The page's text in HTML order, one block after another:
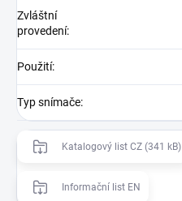
Zvláštní
provedení:
Použití:
Typ snímače:
Katalogový list CZ (341 kB)
Informační list EN